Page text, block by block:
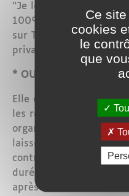
“Je le garantis
100% de capitaux
sur TF1 en réponse aux
privatisation de la
* OUVERTURE
Elle est possible à
les régions qui le
organisé des appels
laissée aux régions de
contrats à la SNCF
durée maximale de 10
après décembre 2023
Ce
cookies
le
que